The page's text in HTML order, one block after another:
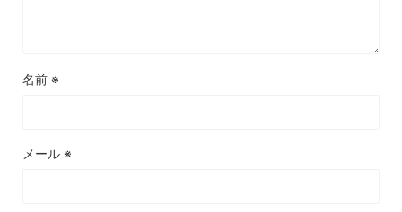
名前 ※
メール ※